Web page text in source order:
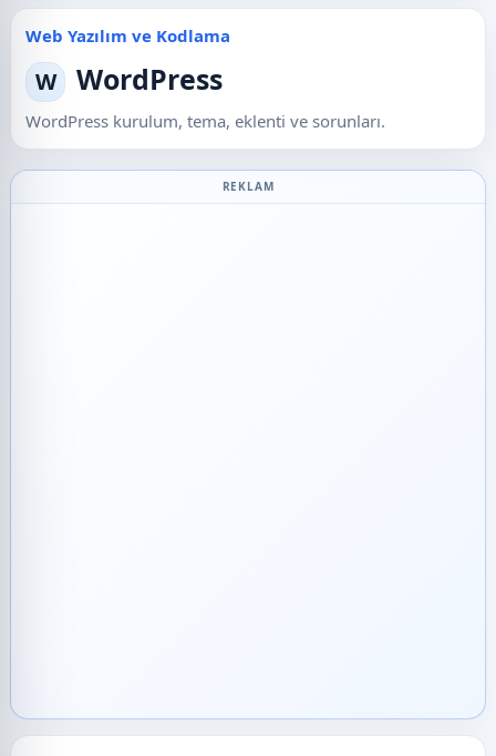
Web Yazılım ve Kodlama
W WordPress
WordPress kurulum, tema, eklenti ve sorunları.
REKLAM